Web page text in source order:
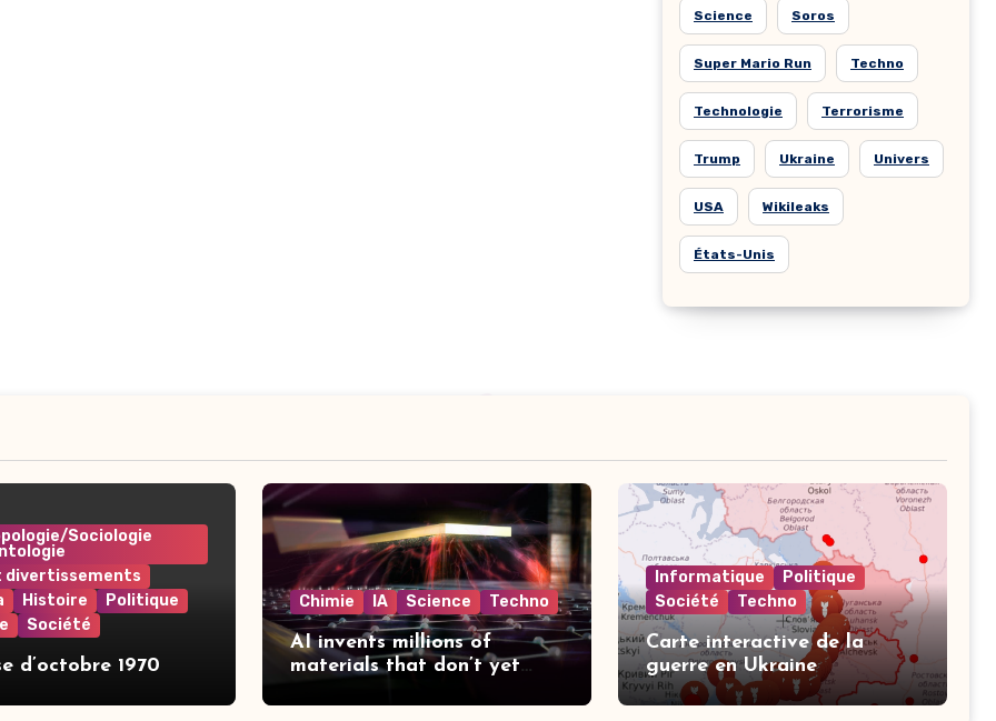
Science Soros
Super Mario Run Techno
Technologie Terrorisme
Trump Ukraine Univers
USA Wikileaks
États-Unis
Sociologie
divertissements
Histoire
Politique
Société
d’octobre 1970
Chimie IA Science Techno
AI invents millions of
materials that don’t yet
Informatique
Politique
Société
Techno
Carte interactive de la
guerre en Ukraine